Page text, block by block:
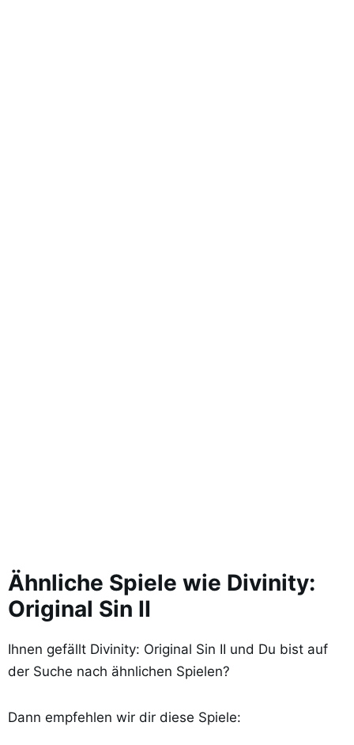
Ähnliche Spiele wie Divinity:
Original Sin II
Ihnen gefällt Divinity: Original Sin II und Du bist auf
der Suche nach ähnlichen Spielen?
Dann empfehlen wir dir diese Spiele: